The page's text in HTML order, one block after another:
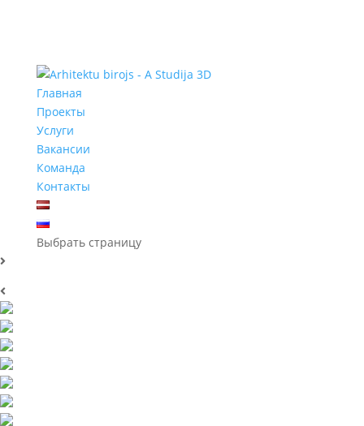
Главная
Проекты
Услуги
Вакансии
Команда
Контакты
Выбрать страницу